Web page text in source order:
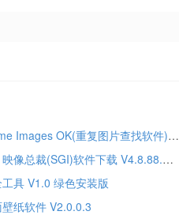
重复图片查找软件下载_Find Same Images OK(重复图片查找软件) V2.11 多国语言安装版
映像总裁下载_【一键备份还原】映像总裁(SGI)软件下载 V4.8.88.0 迷你版
具 V1.0 绿色安装版
纸软件 V2.0.0.3